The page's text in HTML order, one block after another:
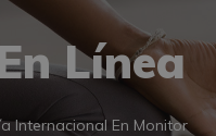
Línea
Internacional En Monitor